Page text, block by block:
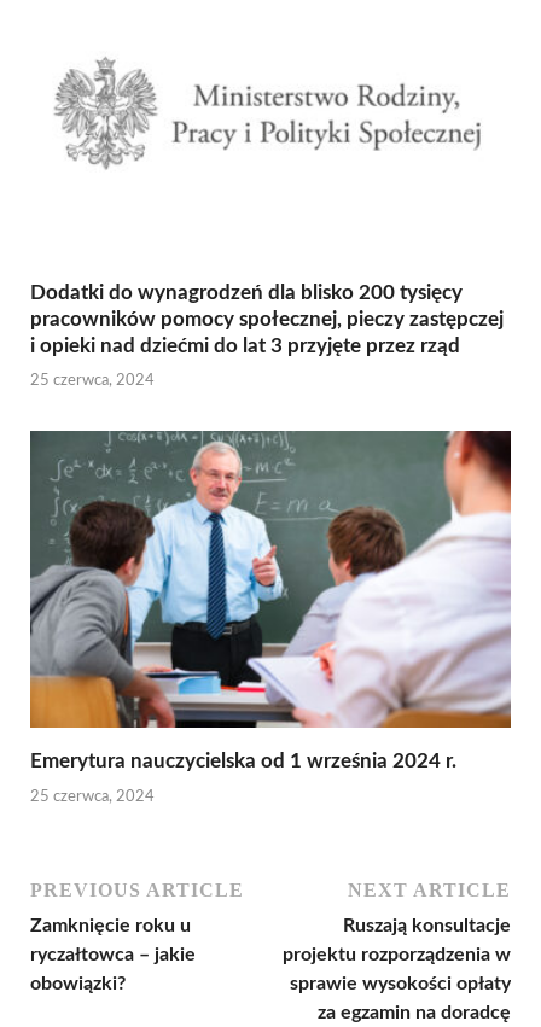
Dodatki do wynagrodzeń dla blisko 200 tysięcy
pracowników pomocy społecznej, pieczy zastępczej
i opieki nad dziećmi do lat 3 przyjęte przez rząd
25 czerwca, 2024
Emerytura nauczycielska od 1 września 2024 r.
25 czerwca, 2024
PREVIOUS ARTICLE
Zamknięcie roku u
ryczałtowca – jakie
obowiązki?
NEXT ARTICLE
Ruszają konsultacje
projektu rozporządzenia w
sprawie wysokości opłaty
za egzamin na doradcę